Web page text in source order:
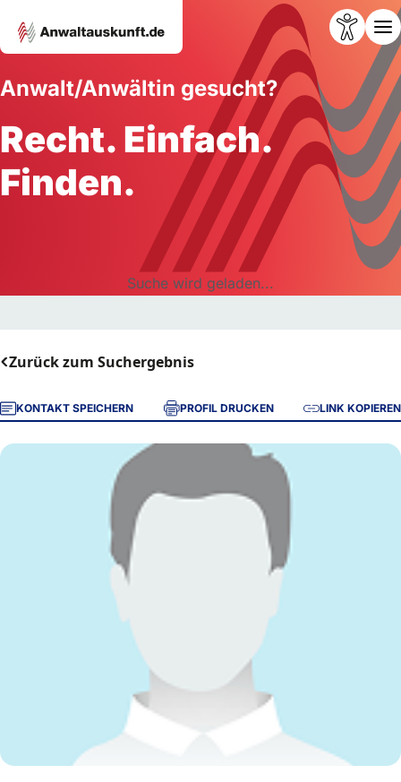
Anwalt/Anwältin gesucht?
Recht. Einfach.
Finden.
Suche wird geladen...
Zurück zum Suchergebnis
KONTAKT SPEICHERN PROFIL DRUCKEN LINK KOPIEREN